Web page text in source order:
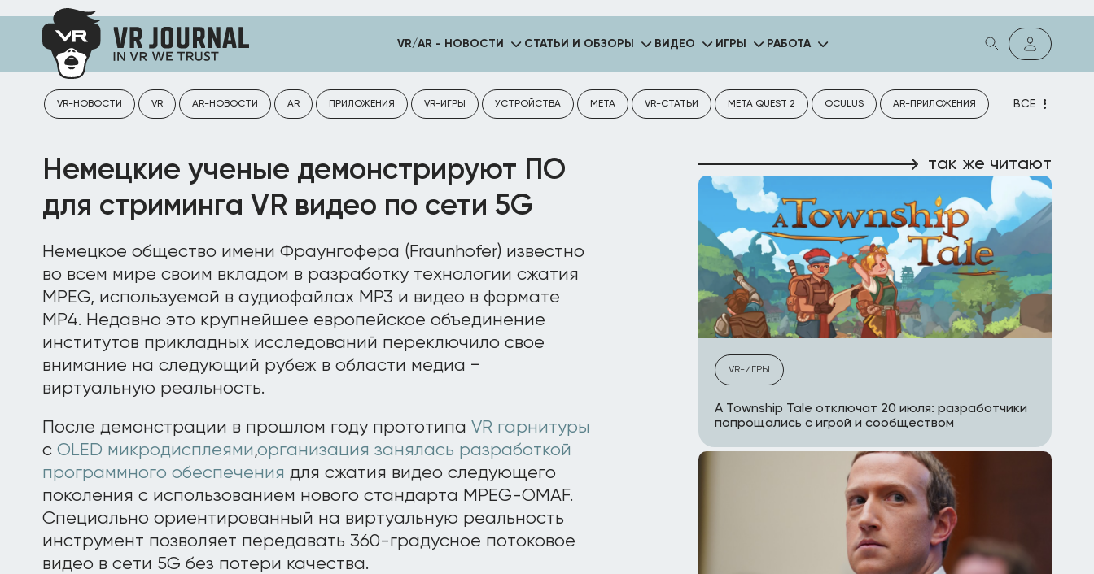
VR/AR - НОВОСТИ СТАТЬИ И ОБЗОРЫ ВИДЕО ИГРЫ РАБОТА
VR-НОВОСТИ VR AR-НОВОСТИ AR ПРИЛОЖЕНИЯ VR-ИГРЫ УСТРОЙСТВА META VR-СТАТЬИ META QUEST 2 OCULUS AR-ПРИЛОЖЕНИЯ ВСЕ
Немецкие ученые демонстрируют ПО
для стриминга VR видео по сети 5G
Немецкое общество имени Фраунгофера (Fraunhofer) известно
во всем мире своим вкладом в разработку технологии сжатия
MPEG, используемой в аудиофайлах MP3 и видео в формате
MP4. Недавно это крупнейшее европейское объединение
институтов прикладных исследований переключило свое
внимание на следующий рубеж в области медиа −
виртуальную реальность.
После демонстрации в прошлом году прототипа VR гарнитуры
с OLED микродисплеями,организация занялась разработкой
программного обеспечения для сжатия видео следующего
поколения с использованием нового стандарта MPEG-OMAF.
Специально ориентированный на виртуальную реальность
инструмент позволяет передавать 360-градусное потоковое
видео в сети 5G без потери качества.
так же читают
VR-ИГРЫ
A Township Tale отключат 20 июля: разработчики
попрощались с игрой и сообществом